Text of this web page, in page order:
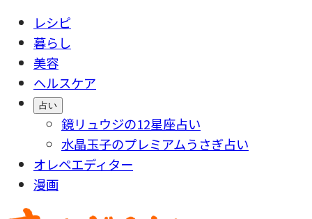
レシピ
暮らし
美容
ヘルスケア
占い
鏡リュウジの12星座占い
水晶玉子のプレミアムうさぎ占い
オレペエディター
漫画